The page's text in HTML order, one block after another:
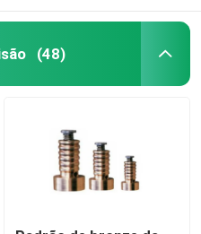
(48)